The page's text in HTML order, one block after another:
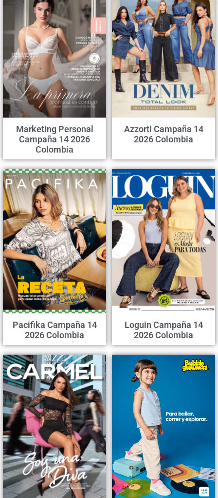
Marketing Personal
Campaña 14 2026
Colombia
Azzorti Campaña 14
2026 Colombia
Pacifika Campaña 14
2026 Colombia
Loguin Campaña 14
2026 Colombia